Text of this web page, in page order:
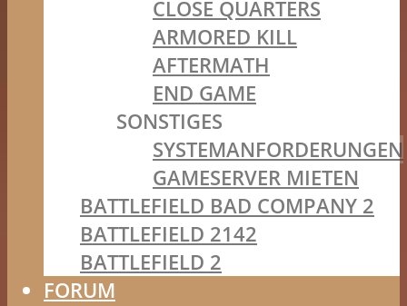
CLOSE QUARTERS
ARMORED KILL
AFTERMATH
END GAME
SONSTIGES
SYSTEMANFORDERUNGEN
GAMESERVER MIETEN
BATTLEFIELD BAD COMPANY 2
BATTLEFIELD 2142
BATTLEFIELD 2
FORUM